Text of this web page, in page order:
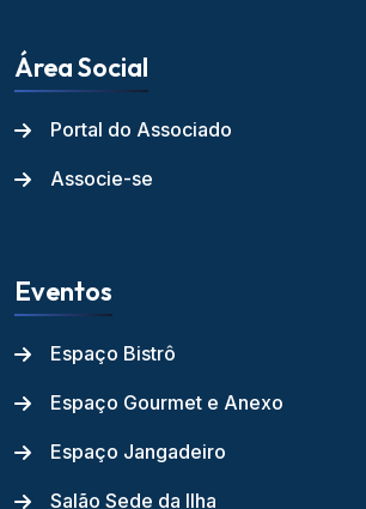
Área Social
Portal do Associado
Associe-se
Eventos
Espaço Bistrô
Espaço Gourmet e Anexo
Espaço Jangadeiro
Salão Sede da Ilha